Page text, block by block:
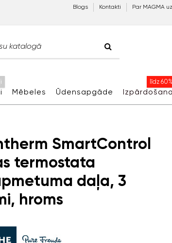
Blogs Kontakti Par MAGMA
Mēbeles Ūdensapgāde Izpārdošana
līdz 60%
SmartControl
termostata
daļa, 3
hroms